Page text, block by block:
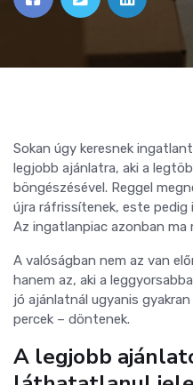
Sokan úgy keresnek
legjobb ajánlatra, aki a
böngészésével. Reggel
újra ráfrissítenek, este
Az ingatlanpiac azonban ma
A valóságban nem az van
hanem az, aki a
jó ajánlatnál ugyanis
percek – döntenek.
A legjobb